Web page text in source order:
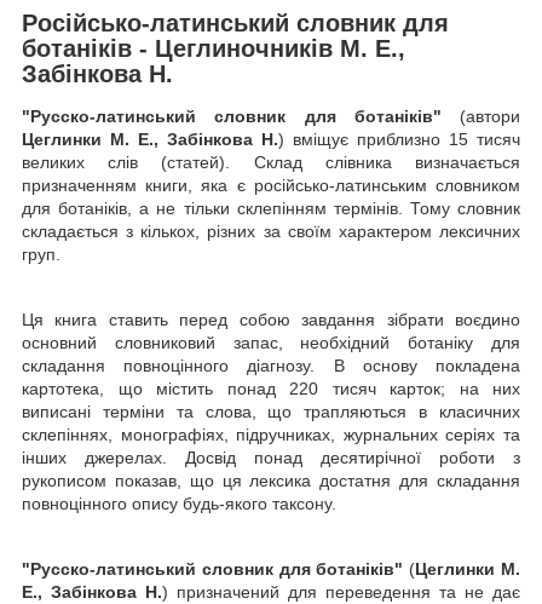
Російсько-латинський словник для
ботаніків - Цеглиночників М. Е.,
Забінкова Н.
"Русско-латинський словник для ботаніків" (автори
Цеглинки М. Е., Забінкова Н.) вміщує приблизно 15 тисяч
великих слів (статей). Склад слівника визначається
призначенням книги, яка є російсько-латинським словником
для ботаніків, а не тільки склепінням термінів. Тому словник
складається з кількох, різних за своїм характером лексичних
груп.
Ця книга ставить перед собою завдання зібрати воєдино
основний словниковий запас, необхідний ботаніку для
складання повноцінного діагнозу. В основу покладена
картотека, що містить понад 220 тисяч карток; на них
виписані терміни та слова, що трапляються в класичних
склепіннях, монографіях, підручниках, журнальних серіях та
інших джерелах. Досвід понад десятирічної роботи з
рукописом показав, що ця лексика достатня для складання
повноцінного опису будь-якого таксону.
"Русско-латинський словник для ботаніків" (Цеглинки М.
Е., Забінкова Н.) призначений для переведення та не дає